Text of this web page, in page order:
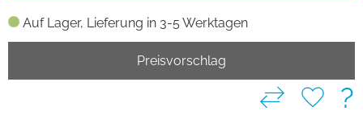
Auf Lager, Lieferung in 3-5 Werktagen
Preisvorschlag
?